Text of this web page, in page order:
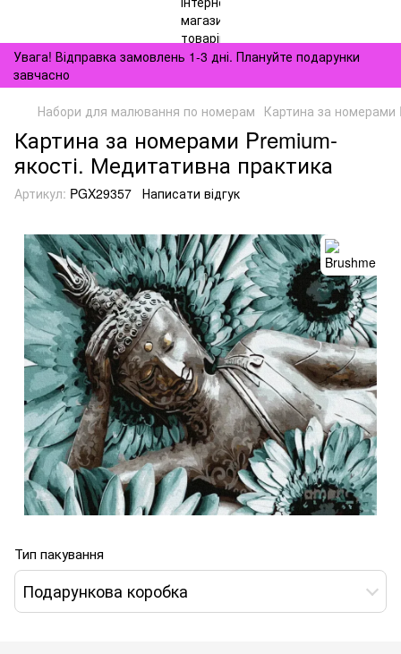
Увага! Відправка замовлень 1-3 дні. Плануйте подарунки
завчасно
Набори для малювання по номерам Картина за номерами
Картина за номерами Premium-
якості. Медитативна практика
Артикул: PGX29357 Написати відгук
Тип пакування
Подарункова коробка